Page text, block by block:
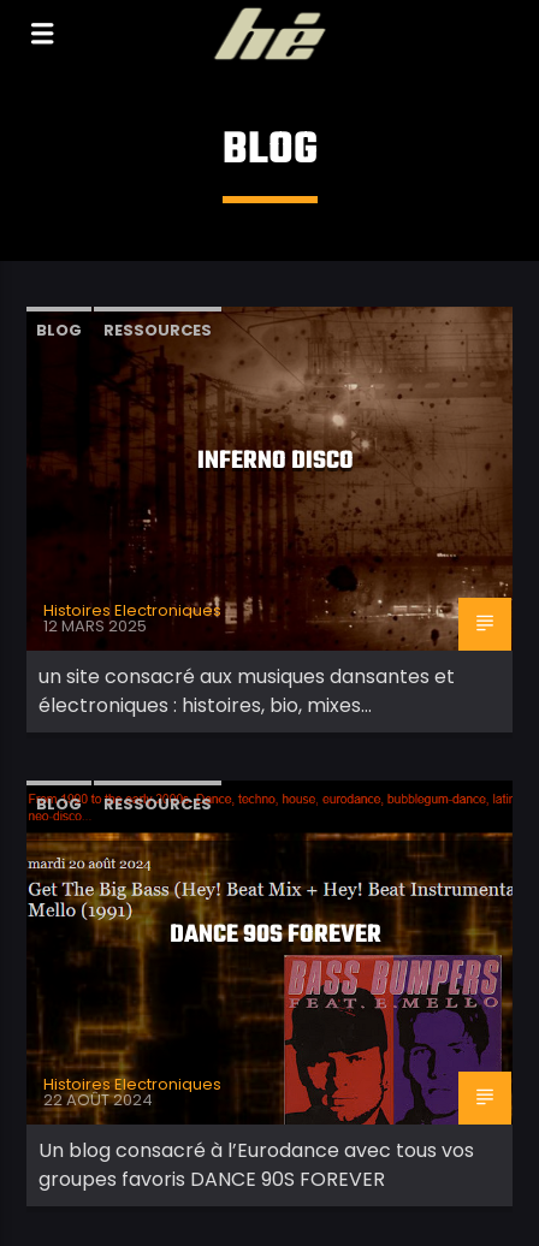
BLOG
BLOG RESSOURCES
INFERNO DISCO
Histoires Electroniques
12 MARS 2025
un site consacré aux musiques dansantes et
électroniques : histoires, bio, mixes…
BLOG RESSOURCES
DANCE 90S FOREVER
Histoires Electroniques
22 AOÛT 2024
Un blog consacré à l’Eurodance avec tous vos
groupes favoris DANCE 90S FOREVER